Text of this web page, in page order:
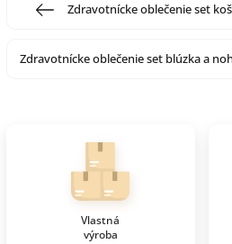
Zdravotnícke oblečenie set
Zdravotnícke oblečenie set blúzka a
Vlastná
výroba